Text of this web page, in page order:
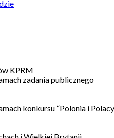
KPRM
zadania publicznego
konkursu “Polonia i